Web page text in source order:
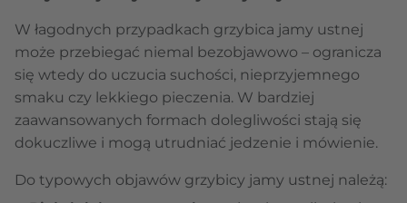
W łagodnych przypadkach grzybica jamy ustnej
może przebiegać niemal bezobjawowo – ogranicza
się wtedy do uczucia suchości, nieprzyjemnego
smaku czy lekkiego pieczenia. W bardziej
zaawansowanych formach dolegliwości stają się
dokuczliwe i mogą utrudniać jedzenie i mówienie.
Do typowych objawów grzybicy jamy ustnej należą: